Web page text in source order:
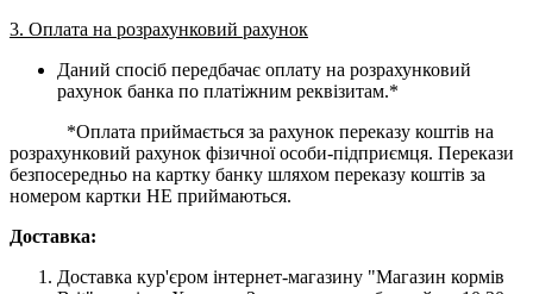
3. Оплата на розрахунковий рахунок
Даний спосіб передбачає оплату на розрахунковий
рахунок банка по платіжним реквізитам.*
*Оплата приймається за рахунок переказу коштів на
розрахунковий рахунок фізичної особи-підприємця. Перекази
безпосередньо на картку банку шляхом переказу коштів за
номером картки НЕ приймаються.
Доставка:
Доставка кур'єром інтернет-магазину "Магазин кормів